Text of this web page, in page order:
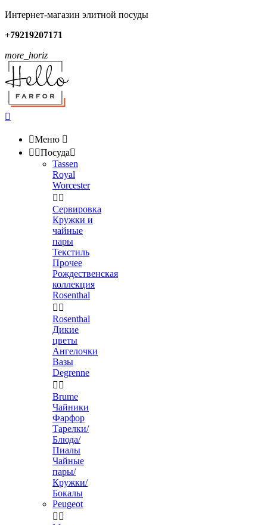
Интернет-магазин элитной посуды
+79219207171
more_horiz

Меню 
 Посуда
Tassen
Royal
Worcester
 
Сервировка
Кружки и
чайные
пары
Текстиль
Прочее
Рождественская
коллекция
Rosenthal
 
Rosenthal
Дикие
цветы
Ангелочки
Вазы
Degrenne
 
Brume
Чайники
Фарфор
Тарелки/
Блюда/
Пиалы
Чайные
пары/
Кружки/
Бокалы
Peugeot
 